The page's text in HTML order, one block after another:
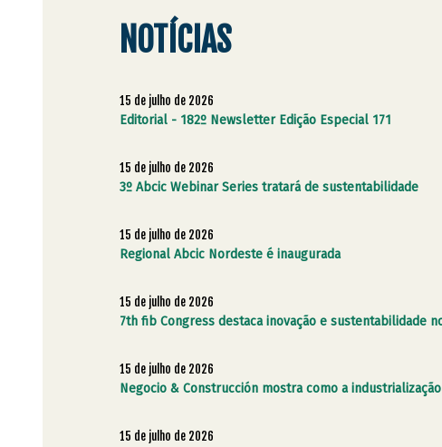
NOTÍCIAS
15 de julho de 2026
Editorial - 182º Newsletter Edição Especial 171
15 de julho de 2026
3º Abcic Webinar Series tratará de sustentabilidade
15 de julho de 2026
Regional Abcic Nordeste é inaugurada
15 de julho de 2026
7th fib Congress destaca inovação e sustentabilidade
15 de julho de 2026
Negocio & Construcción mostra como a
15 de julho de 2026